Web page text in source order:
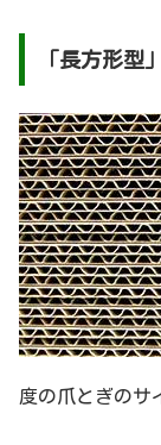
「長方形型
度の爪とぎのサ